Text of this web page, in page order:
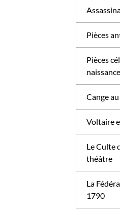
Pièces
Pièces
naissance
Cange
Voltaire
Le Culte
théâtre
La
1790